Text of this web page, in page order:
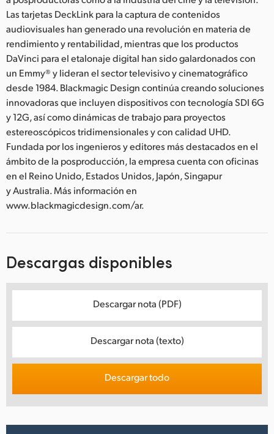
Las tarjetas DeckLink para la captura de contenidos
audiovisuales han generado una revolución en materia de
rendimiento y rentabilidad, mientras que los productos
DaVinci para el etalonaje digital han sido galardonados con
un Emmy® y lideran el sector televisivo y cinematográfico
desde 1984. Blackmagic Design continúa creando soluciones
innovadoras que incluyen dispositivos con tecnología SDI 6G
y 12G, así como dinámicas de trabajo para proyectos
estereoscópicos tridimensionales y con calidad UHD.
Fundada por los ingenieros y editores más destacados en el
ámbito de la posproducción, la empresa cuenta con oficinas
en el Reino Unido, Estados Unidos, Japón, Singapur
y Australia. Más información en
www.blackmagicdesign.com/ar.
Descargas disponibles
Descargar nota (PDF)
Descargar nota (texto)
Descargar todo